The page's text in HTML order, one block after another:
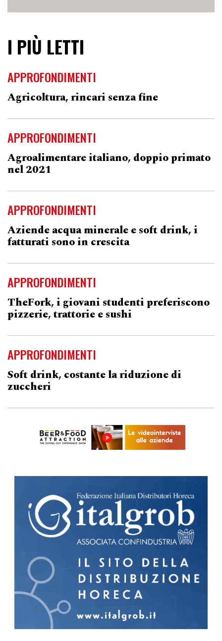
I PIÙ LETTI
APPROFONDIMENTI
Agricoltura, rincari senza fine
APPROFONDIMENTI
Agroalimentare italiano, doppio primato
nel 2021
APPROFONDIMENTI
Aziende acqua minerale e soft drink, i
fatturati sono in crescita
APPROFONDIMENTI
TheFork, i giovani studenti preferiscono
pizzerie, trattorie e sushi
APPROFONDIMENTI
Soft drink, costante la riduzione di
zuccheri